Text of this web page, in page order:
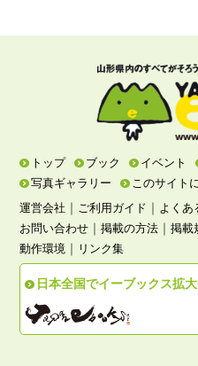
トップ ブック イベント
写真ギャラリー
このサイト
運営会社 ｜ ご利用ガイド ｜ よくあ
お問い合わせ ｜掲載の方法 ｜掲載
動作環境 ｜ リンク集
日本全国でイーブックス拡大